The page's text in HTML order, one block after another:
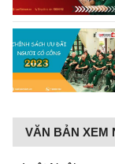
VĂN BẢN XEM